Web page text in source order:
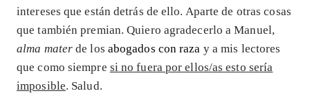
intereses que están detrás de ello. Aparte de otras cosas
que también premian. Quiero agradecerlo a Manuel,
alma mater de los abogados con raza y a mis lectores
que como siempre si no fuera por ellos/as esto sería
imposible. Salud.